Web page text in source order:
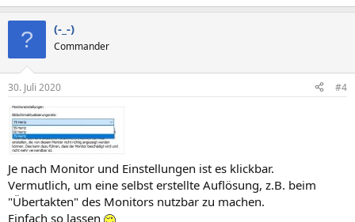
? (-_-)
Commander
30. Juli 2020 #4
Je nach Monitor und Einstellungen ist es klickbar.
Vermutlich, um eine selbst erstellte Auflösung, z.B. beim
"Übertakten" des Monitors nutzbar zu machen.
Einfach so lassen